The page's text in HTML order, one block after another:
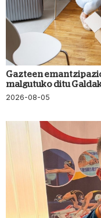
Gazteen
malgutuko ditu
2026-08-05